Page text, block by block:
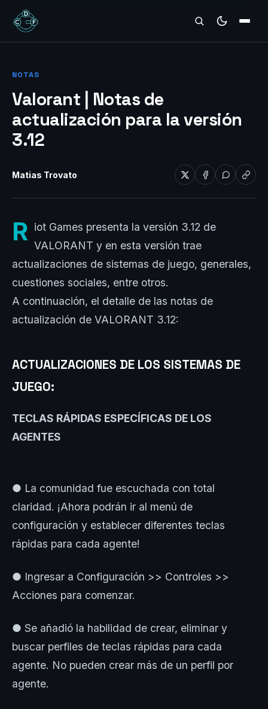
REVIEWS
NOTAS
Valorant | Notas de
actualización para la versión
3.12
Matias Trovato
R iot Games presenta la versión 3.12 de
VALORANT y en esta versión trae
actualizaciones de sistemas de juego, generales,
cuestiones sociales, entre otros.
A continuación, el detalle de las notas de
actualización de VALORANT 3.12:
ACTUALIZACIONES DE LOS SISTEMAS DE
JUEGO:
TECLAS RÁPIDAS ESPECÍFICAS DE LOS
AGENTES
● La comunidad fue escuchada con total
claridad. ¡Ahora podrán ir al menú de
configuración y establecer diferentes teclas
rápidas para cada agente!
● Ingresar a Configuración >> Controles >>
Acciones para comenzar.
● Se añadió la habilidad de crear, eliminar y
buscar perfiles de teclas rápidas para cada
agente. No pueden crear más de un perfil por
agente.